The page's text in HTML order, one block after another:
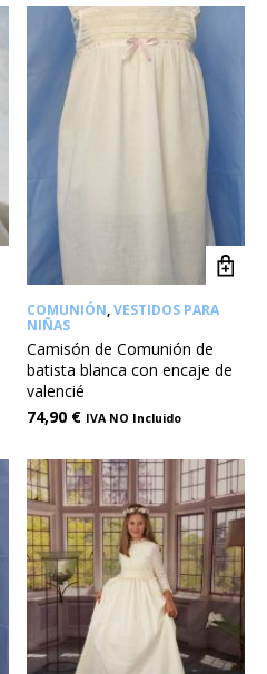
COMUNIÓN,VESTIDOS PARA
NIÑAS
Camisón de Comunión de
batista blanca con encaje de
valencié
74,90 € IVA NO Incluido